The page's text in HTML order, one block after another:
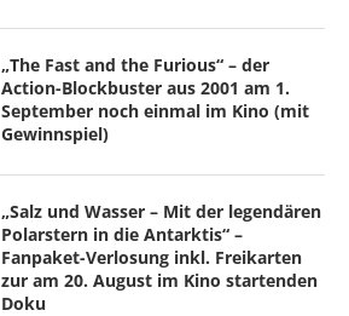
„The Fast and the Furious“ – der
Action-Blockbuster aus 2001 am 1.
September noch einmal im Kino (mit
Gewinnspiel)
„Salz und Wasser – Mit der legendären
Polarstern in die Antarktis“ –
Fanpaket-Verlosung inkl. Freikarten
zur am 20. August im Kino startenden
Doku